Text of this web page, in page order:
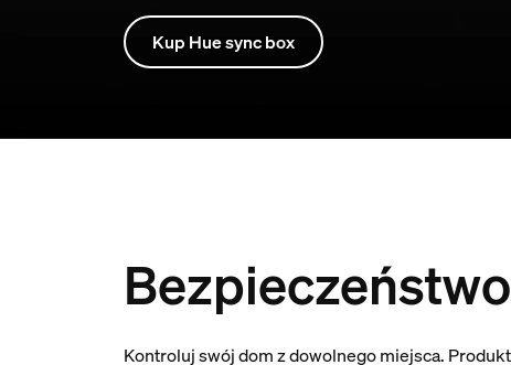
Kup Hue sync box
Kontroluj swój dom z dowolnego miejsca.